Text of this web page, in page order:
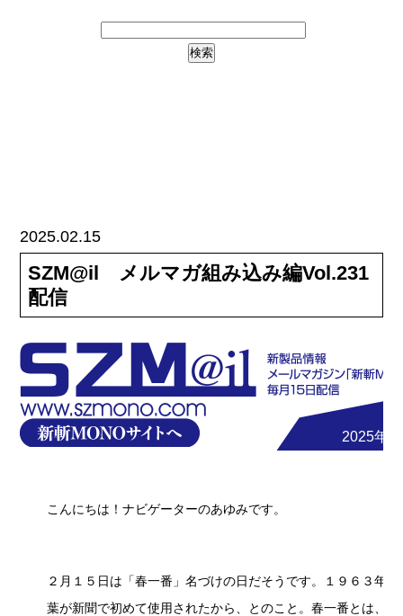
2025.02.15
SZM@il メルマガ組み込み編Vol.231
配信
2025年2
こんにちは！ナビゲーターのあゆみです。
２月１５日は「春一番」名づけの日だそうです。１９６３年
葉が新聞で初めて使用されたから、とのこと。春一番とは、